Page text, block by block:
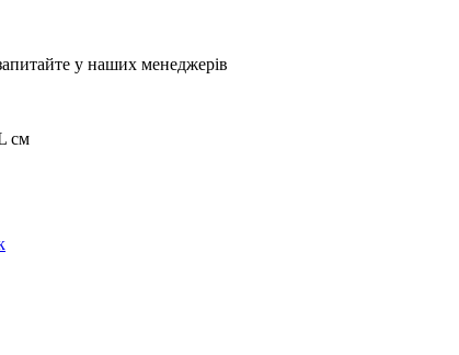
у наших менеджерів
см